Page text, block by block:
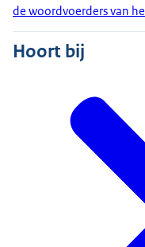
de woordvoerders van
Hoort bij